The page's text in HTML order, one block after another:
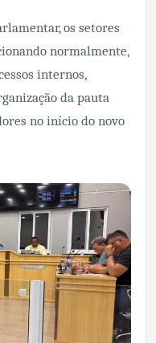
os setores
normalmente,
internos,
da pauta
no início do novo